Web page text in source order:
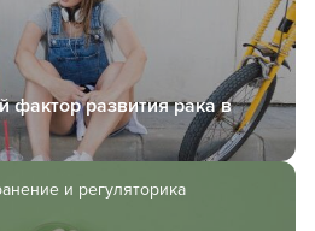
фактор развития рака в
и регуляторика